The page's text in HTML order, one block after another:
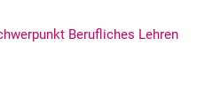
Berufliches Lehren